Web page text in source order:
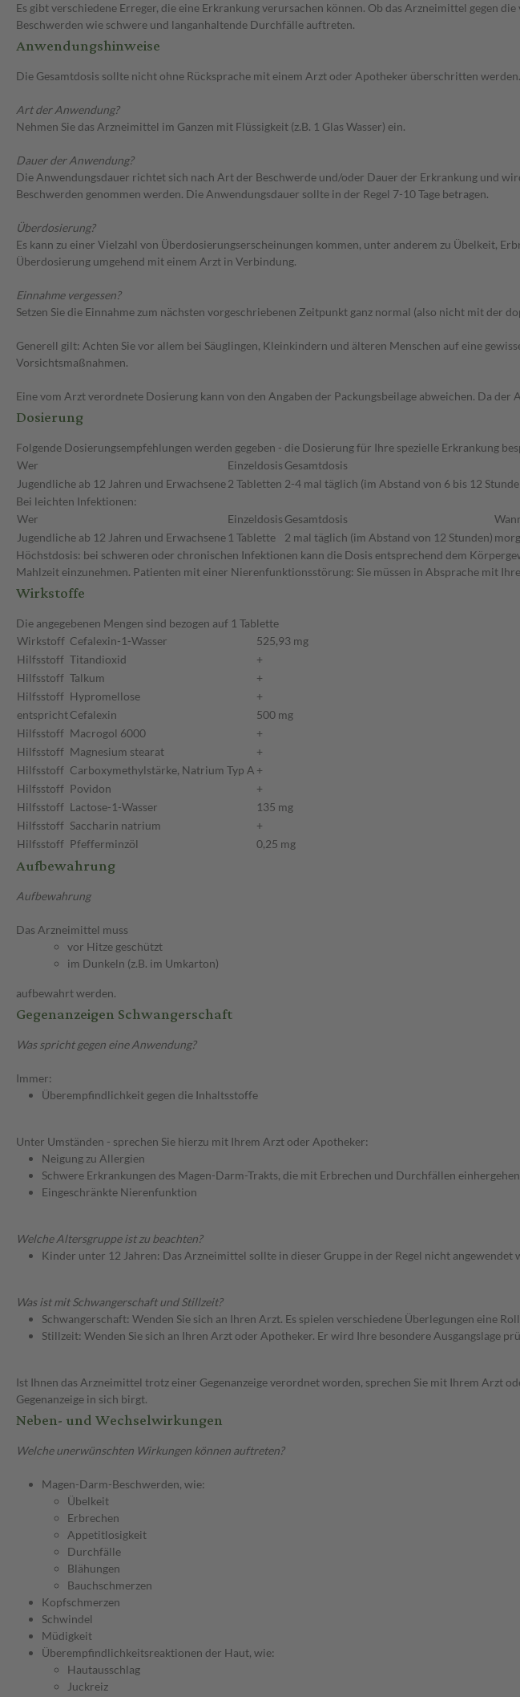
Es gibt verschiedene Erreger, die eine Erkrankung verursachen können. Ob das Arzneimittel gegen
Beschwerden wie schwere und langanhaltende Durchfälle auftreten.
Anwendungshinweise
Die Gesamtdosis sollte nicht ohne Rücksprache mit einem Arzt oder Apotheker überschritten werden.
Art der Anwendung?
Nehmen Sie das Arzneimittel im Ganzen mit Flüssigkeit (z.B. 1 Glas Wasser) ein.
Dauer der Anwendung?
Die Anwendungsdauer richtet sich nach Art der Beschwerde und/oder Dauer der Erkrankung und
Beschwerden genommen werden. Die Anwendungsdauer sollte in der Regel 7-10 Tage betragen.
Überdosierung?
Es kann zu einer Vielzahl von Überdosierungserscheinungen kommen, unter anderem zu Übelkeit,
Überdosierung umgehend mit einem Arzt in Verbindung.
Einnahme vergessen?
Setzen Sie die Einnahme zum nächsten vorgeschriebenen Zeitpunkt ganz normal (also nicht mit der
Generell gilt: Achten Sie vor allem bei Säuglingen, Kleinkindern und älteren Menschen auf eine
Vorsichtsmaßnahmen.
Eine vom Arzt verordnete Dosierung kann von den Angaben der Packungsbeilage abweichen. Da
Dosierung
Folgende Dosierungsempfehlungen werden gegeben - die Dosierung für Ihre spezielle Erkrankung
Wer
Einzeldosis Gesamtdosis
Jugendliche ab 12 Jahren und Erwachsene2 Tabletten 2-4 mal täglich (im Abstand von 6 bis 12
Bei leichten Infektionen:
Wer
Einzeldosis Gesamtdosis
Jugendliche ab 12 Jahren und Erwachsene 1 Tablette 2 mal täglich (im Abstand von 12 Stunden)
Höchstdosis: bei schweren oder chronischen Infektionen kann die Dosis entsprechend dem
Mahlzeit einzunehmen. Patienten mit einer Nierenfunktionsstörung: Sie müssen in Absprache mit
Wirkstoffe
Die angegebenen Mengen sind bezogen auf 1 Tablette
Wirkstoff Cefalexin-1-Wasser
525,93 mg
Hilfsstoff Titandioxid
+
Hilfsstoff Talkum
+
Hilfsstoff Hypromellose
+
entsprichtCefalexin
500 mg
Hilfsstoff Macrogol 6000
+
Hilfsstoff Magnesium stearat
+
Hilfsstoff Carboxymethylstärke, Natrium Typ A +
Hilfsstoff Povidon
+
Hilfsstoff Lactose-1-Wasser
135 mg
Hilfsstoff Saccharin natrium
+
Hilfsstoff Pfefferminzöl 0,25 mg
Aufbewahrung
Aufbewahrung
Das Arzneimittel muss
vor Hitze geschützt
im Dunkeln (z.B. im Umkarton)
aufbewahrt werden.
Gegenanzeigen Schwangerschaft
Was spricht gegen eine Anwendung?
Immer:
Überempfindlichkeit gegen die Inhaltsstoffe
Unter Umständen - sprechen Sie hierzu mit Ihrem Arzt oder Apotheker:
Neigung zu Allergien
Schwere Erkrankungen des Magen-Darm-Trakts, die mit Erbrechen und Durchfällen einhergehen
Eingeschränkte Nierenfunktion
Welche Altersgruppe ist zu beachten?
Kinder unter 12 Jahren: Das Arzneimittel sollte in dieser Gruppe in der Regel nicht
Was ist mit Schwangerschaft und Stillzeit?
Schwangerschaft: Wenden Sie sich an Ihren Arzt. Es spielen verschiedene Überlegungen eine
Stillzeit: Wenden Sie sich an Ihren Arzt oder Apotheker. Er wird Ihre besondere Ausgangslage
Ist Ihnen das Arzneimittel trotz einer Gegenanzeige verordnet worden, sprechen Sie mit Ihrem Arzt
Gegenanzeige in sich birgt.
Neben- und Wechselwirkungen
Welche unerwünschten Wirkungen können auftreten?
Magen-Darm-Beschwerden, wie:
Übelkeit
Erbrechen
Appetitlosigkeit
Durchfälle
Blähungen
Bauchschmerzen
Kopfschmerzen
Schwindel
Müdigkeit
Überempfindlichkeitsreaktionen der Haut, wie:
Hautausschlag
Juckreiz